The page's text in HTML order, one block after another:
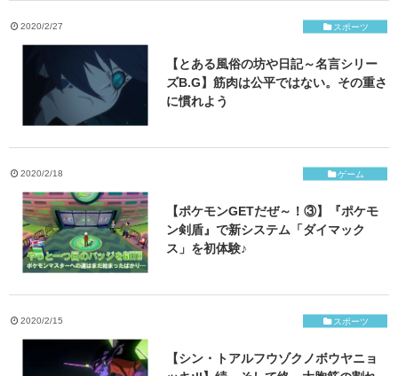
2020/2/27 スポーツ
【とある風俗の坊や日記～名言シリー
ズB.G】筋肉は公平ではない。その重さ
に慣れよう
2020/2/18 ゲーム
【ポケモンGETだぜ～！③】『ポケモ
ン剣盾』で新システム「ダイマック
ス」を初体験♪
2020/2/15 スポーツ
【シン・トアルフウゾクノボウヤニョ